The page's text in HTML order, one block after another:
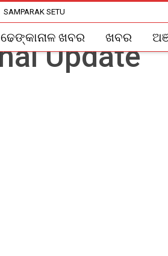
SAMPARAK SETU
ଢେଙ୍କାନାଳ ଖବର ଖବର